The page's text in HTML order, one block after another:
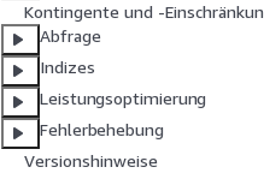
Kontingente und -
Abfrage
Indizes
Leistungsoptimierung
Fehlerbehebung
Versionshinweise